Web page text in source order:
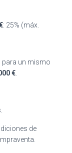
: 25% (máx.
para un mismo
€
de